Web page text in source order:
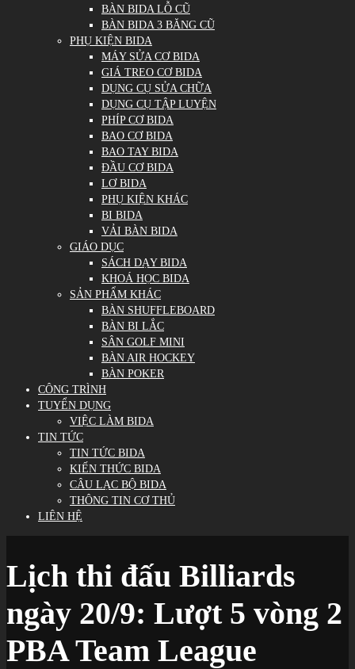
BÀN BIDA LỖ CŨ
BÀN BIDA 3 BĂNG CŨ
PHỤ KIỆN BIDA
MÁY SỬA CƠ BIDA
GIÁ TREO CƠ BIDA
DỤNG CỤ SỬA CHỮA
DỤNG CỤ TẬP LUYỆN
PHÍP CƠ BIDA
BAO CƠ BIDA
BAO TAY BIDA
ĐẦU CƠ BIDA
LƠ BIDA
PHỤ KIỆN KHÁC
BI BIDA
VẢI BÀN BIDA
GIÁO DỤC
SÁCH DẠY BIDA
KHOÁ HỌC BIDA
SẢN PHẨM KHÁC
BÀN SHUFFLEBOARD
BÀN BI LẮC
SÂN GOLF MINI
BÀN AIR HOCKEY
BÀN POKER
CÔNG TRÌNH
TUYỂN DỤNG
VIỆC LÀM BIDA
TIN TỨC
TIN TỨC BIDA
KIẾN THỨC BIDA
CÂU LẠC BỘ BIDA
THÔNG TIN CƠ THỦ
LIÊN HỆ
Lịch thi đấu Billiards
ngày 20/9: Lượt 5 vòng 2
PBA Team League